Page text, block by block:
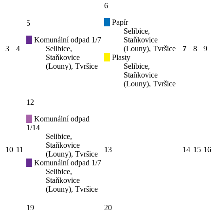
3 4
5
Komunální odpad 1/7
Selibice,
Staňkovice
(Louny), Tvršice
6
Papír
Selibice,
Staňkovice
(Louny), Tvršice
Plasty
Selibice,
Staňkovice
(Louny), Tvršice
7 8 9
10 11
12
Komunální odpad
1/14
Selibice,
Staňkovice
(Louny), Tvršice
Komunální odpad 1/7
Selibice,
Staňkovice
(Louny), Tvršice
13 14 15 16
19
20